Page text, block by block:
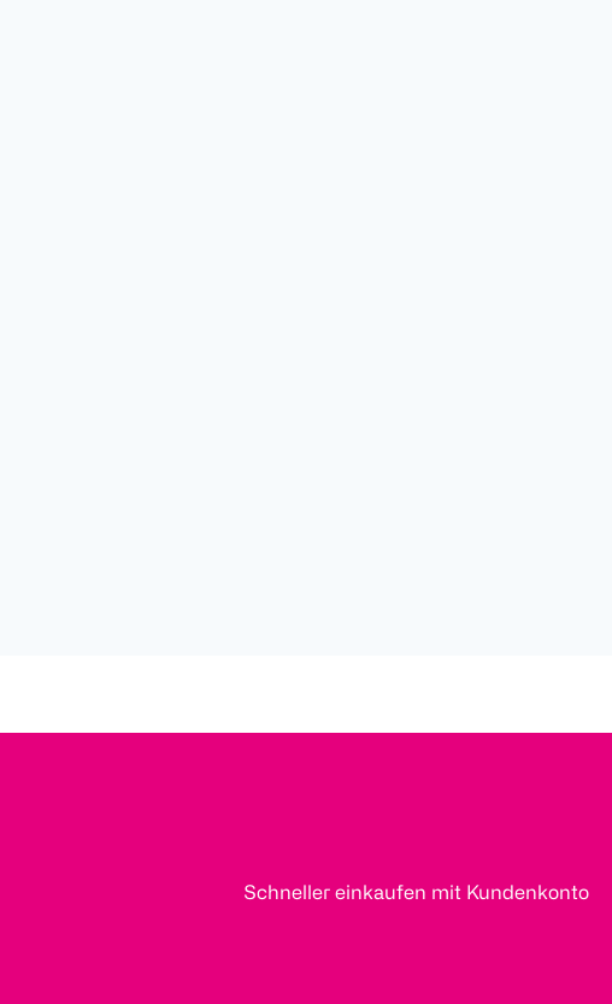
Schneller einkaufen mit Kundenkonto